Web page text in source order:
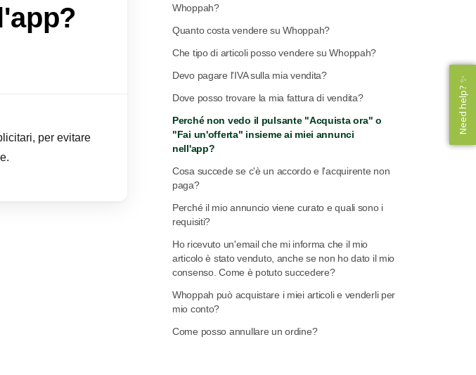
per evitare
Whoppah?
Quanto costa vendere su Whoppah?
Che tipo di articoli posso vendere su Whoppah?
Devo pagare l'IVA sulla mia vendita?
Dove posso trovare la mia fattura di vendita?
Perché non vedo il pulsante "Acquista ora" o
"Fai un'offerta" insieme ai miei annunci
nell'app?
Cosa succede se c'è un accordo e l'acquirente non
paga?
Perché il mio annuncio viene curato e quali sono i
requisiti?
Ho ricevuto un'email che mi informa che il mio
articolo è stato venduto, anche se non ho dato il mio
consenso. Come è potuto succedere?
Whoppah può acquistare i miei articoli e venderli per
mio conto?
Come posso annullare un ordine?
Need help? ✨
Need help? ✨